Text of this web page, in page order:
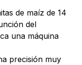
de maíz de 14
del
una máquina
precisión muy